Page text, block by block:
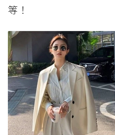
等！